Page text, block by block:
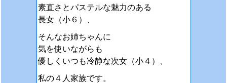
素直さとパステルな魅力のある
長女（小６）、
そんなお姉ちゃんに
気を使いながらも
優しくいつも冷静な次女（小４）、
私の４人家族です。